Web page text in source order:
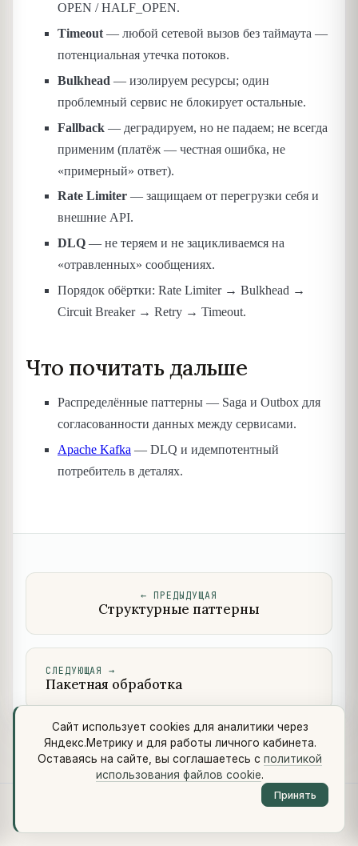
OPEN / HALF_OPEN.
Timeout — любой сетевой вызов без таймаута —
потенциальная утечка потоков.
Bulkhead — изолируем ресурсы; один
проблемный сервис не блокирует остальные.
Fallback — деградируем, но не падаем; не всегда
применим (платёж — честная ошибка, не
«примерный» ответ).
Rate Limiter — защищаем от перегрузки себя и
внешние API.
DLQ — не теряем и не зацикливаемся на
«отравленных» сообщениях.
Порядок обёртки: Rate Limiter → Bulkhead →
Circuit Breaker → Retry → Timeout.
Что почитать дальше
Распределённые паттерны — Saga и Outbox для
согласованности данных между сервисами.
Apache Kafka — DLQ и идемпотентный
потребитель в деталях.
← ПРЕДЫДУЩАЯ
Структурные паттерны
СЛЕДУЮЩАЯ →
Пакетная обработка
Сайт использует cookies для аналитики через
Яндекс.Метрику и для работы личного кабинета.
Оставаясь на сайте, вы соглашаетесь с политикой
использования файлов cookie.
Принять